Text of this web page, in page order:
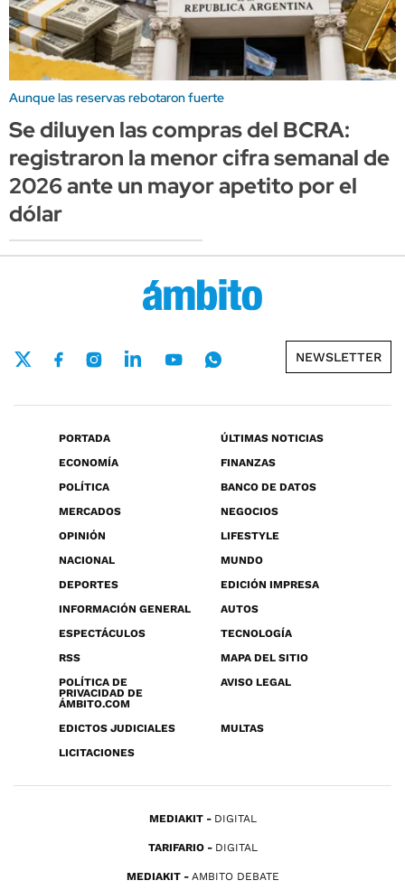
Aunque las reservas rebotaron fuerte
Se diluyen las compras del BCRA:
registraron la menor cifra semanal de
2026 ante un mayor apetito por el
dólar
NEWSLETTER
PORTADA
ÚLTIMAS NOTICIAS
ECONOMÍA
FINANZAS
POLÍTICA
BANCO DE DATOS
MERCADOS
NEGOCIOS
OPINIÓN
LIFESTYLE
NACIONAL
MUNDO
DEPORTES
EDICIÓN IMPRESA
INFORMACIÓN GENERAL
AUTOS
ESPECTÁCULOS
TECNOLOGÍA
RSS
MAPA DEL SITIO
POLÍTICA DE
PRIVACIDAD DE
ÁMBITO.COM
AVISO LEGAL
EDICTOS JUDICIALES
MULTAS
LICITACIONES
MEDIAKIT DIGITAL
TARIFARIO DIGITAL
MEDIAKIT AMBITO DEBATE